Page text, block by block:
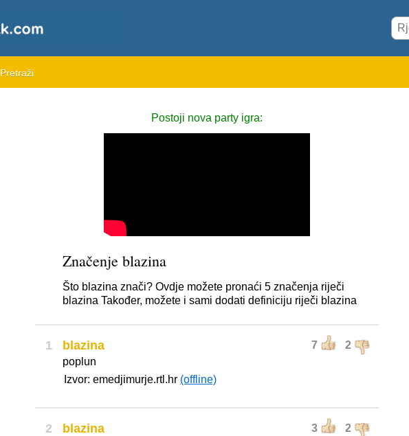
Pretraži
Postoji nova party igra:
Značenje blazina
Što blazina znači? Ovdje možete pronaći 5 značenja riječi
blazina Također, možete i sami dodati definiciju riječi blazina
1 7 2
blazina
poplun
Izvor: emedjimurje.rtl.hr (offline)
2 3 2
blazina